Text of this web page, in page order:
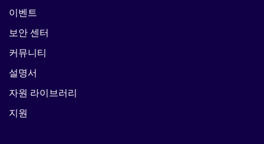
이벤트
보안 센터
커뮤니티
설명서
자원 라이브러리
지원